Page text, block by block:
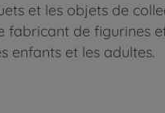
et les objets de
fabricant de figurines
enfants et les adultes.